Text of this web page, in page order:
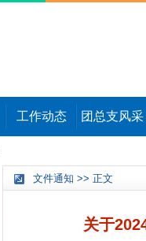
工作动态 团总支风采
文件通知 >> 正文
关于